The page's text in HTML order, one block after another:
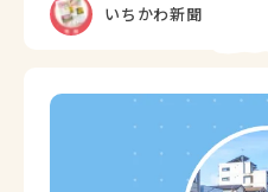
いちかわ新聞